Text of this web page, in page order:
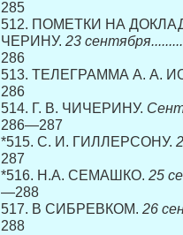
285
512. ПОМЕТКИ НА
ЧЕРИНУ. 23
286
513. ТЕЛЕГРАММА А. А.
286
514. Г. В. ЧИЧЕРИНУ.
286—287
*515. С. И. ГИЛЛЕРСОНУ.
287
*516. H.A. СЕМАШКО. 25
—288
517. В СИБРЕВКОМ. 26
288